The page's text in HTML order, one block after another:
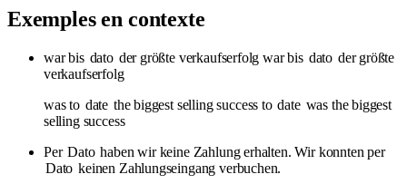
Exemples en contexte
war bis dato der größte verkaufserfolg war bis dato der größte
verkaufserfolg
was to date the biggest selling success to date was the biggest
selling success
Per Dato haben wir keine Zahlung erhalten. Wir konnten per
Dato keinen Zahlungseingang verbuchen.